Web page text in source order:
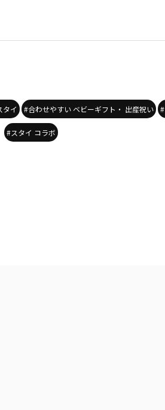
タイ #合わせやすい ベビーギフト・ 出産祝い
#スタイ コラボ